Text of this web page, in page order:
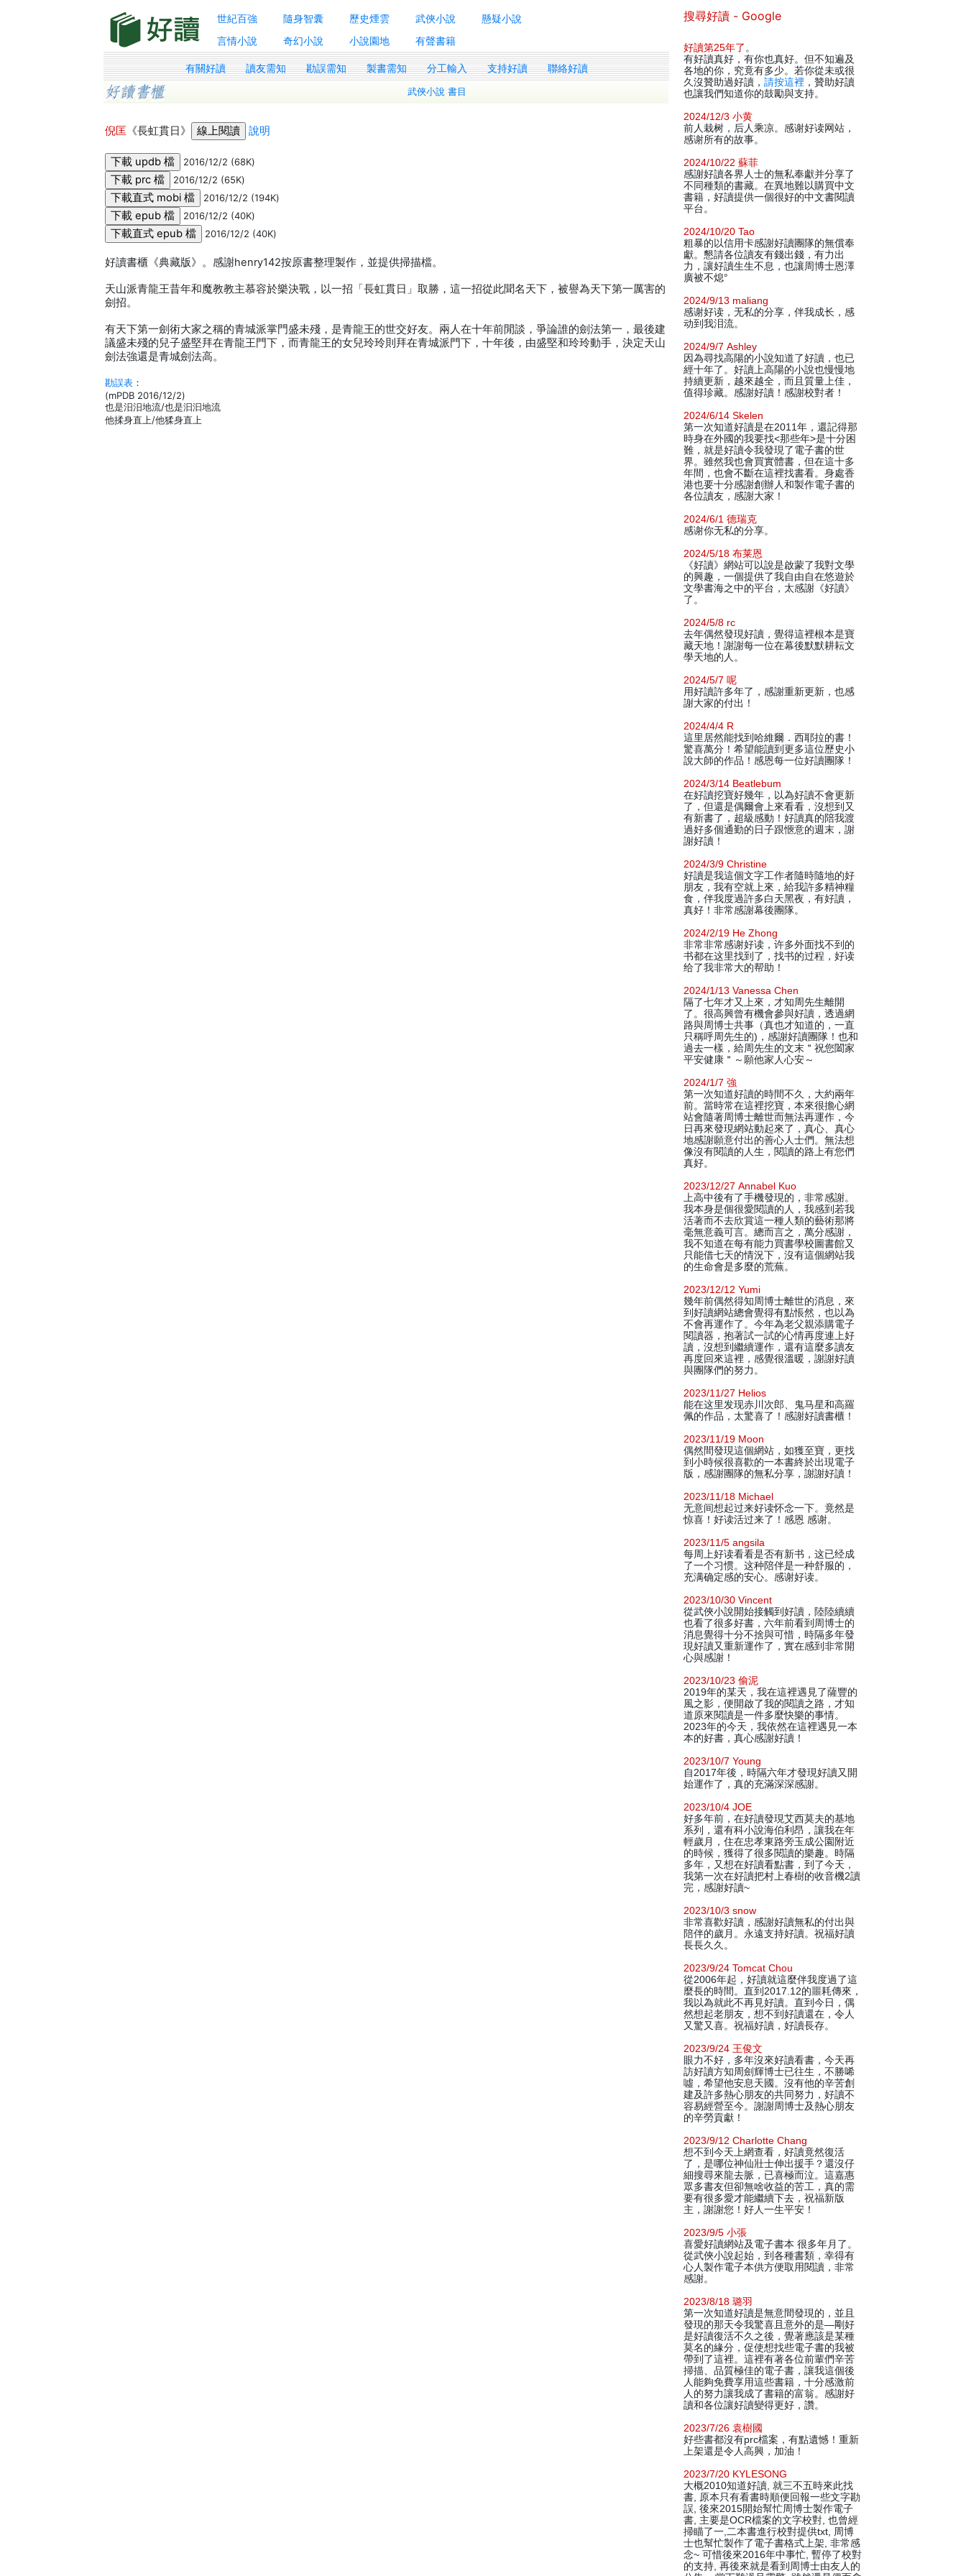
世紀百強 隨身智囊 歷史煙雲 武俠小說
懸疑小說
言情小說
奇幻小說 小說園地 有聲書籍
有關好讀 讀友需知 勘誤需知 製書需知 分工輸入 支持好讀 聯絡好讀
武俠小說 書目
倪匡 《長虹貫日》 說明
2016/12/2 (68K)
2016/12/2 (65K)
2016/12/2 (194K)
2016/12/2 (40K)
2016/12/2 (40K)
好讀書櫃《典藏版》。感謝henry142按原書整理製作，並提供掃描檔。
天山派青龍王昔年和魔教教主慕容於樂決戰，以一招「長虹貫日」取勝，這一招從此聞名天下，被譽為天下第一厲害的
劍招。
有天下第一劍術大家之稱的青城派掌門盛未殘，是青龍王的世交好友。兩人在十年前閒談，爭論誰的劍法第一，最後建
議盛未殘的兒子盛堅拜在青龍王門下，而青龍王的女兒玲玲則拜在青城派門下，十年後，由盛堅和玲玲動手，決定天山
劍法強還是青城劍法高。
勘誤表 ：
(mPDB 2016/12/2)
也是汨汨地流/也是汩汩地流
他揉身直上/他猱身直上
搜尋好讀 - Google
好讀第25年了 。
有好讀真好，有你也真好。但不知遍及
各地的你，究竟有多少。若你從未或很
久沒贊助過好讀， 請按這裡 ，贊助好讀
也讓我們知道你的鼓勵與支持。
2024/12/3 小黄
前人栽树，后人乘凉。感谢好读网站，
感谢所有的故事。
2024/10/22 蘇菲
感謝好讀各界人士的無私奉獻并分享了
不同種類的書藏。在異地難以購買中文
書籍，好讀提供一個很好的中文書閱讀
平台。
2024/10/20 Tao
粗暴的以信用卡感謝好讀團隊的無償奉
獻。懇請各位讀友有錢出錢，有力出
力，讓好讀生生不息，也讓周博士恩澤
廣被不熄°
2024/9/13 maliang
感谢好读，无私的分享，伴我成长，感
动到我泪流。
2024/9/7 Ashley
因為尋找高陽的小說知道了好讀，也已
經十年了。好讀上高陽的小說也慢慢地
持續更新，越來越全，而且質量上佳，
值得珍藏。感謝好讀！感謝校對者！
2024/6/14 Skelen
第一次知道好讀是在2011年，還記得那
時身在外國的我要找<那些年>是十分困
難，就是好讀令我發現了電子書的世
界。雖然我也會買實體書，但在這十多
年間，也會不斷在這裡找書看。身處香
港也要十分感謝創辦人和製作電子書的
各位讀友，感謝大家！
2024/6/1 德瑞克
感谢你无私的分享。
2024/5/18 布莱恩
《好讀》網站可以說是啟蒙了我對文學
的興趣，一個提供了我自由自在悠遊於
文學書海之中的平台，太感謝《好讀》
了。
2024/5/8 rc
去年偶然發現好讀，覺得這裡根本是寶
藏天地！謝謝每一位在幕後默默耕耘文
學天地的人。
2024/5/7 呢
用好讀許多年了，感謝重新更新，也感
謝大家的付出！
2024/4/4 R
這里居然能找到哈維爾．西耶拉的書！
驚喜萬分！希望能讀到更多這位歷史小
說大師的作品！感恩每一位好讀團隊！
2024/3/14 Beatlebum
在好讀挖寶好幾年，以為好讀不會更新
了，但還是偶爾會上來看看，沒想到又
有新書了，超級感動！好讀真的陪我渡
過好多個通勤的日子跟愜意的週末，謝
謝好讀！
2024/3/9 Christine
好讀是我這個文字工作者隨時隨地的好
朋友，我有空就上來，給我許多精神糧
食，伴我度過許多白天黑夜，有好讀，
真好！非常感謝幕後團隊。
2024/2/19 He Zhong
非常非常感谢好读，许多外面找不到的
书都在这里找到了，找书的过程，好读
给了我非常大的帮助！
2024/1/13 Vanessa Chen
隔了七年才又上來，才知周先生離開
了。很高興曾有機會參與好讀，透過網
路與周博士共事（真也才知道的，一直
只稱呼周先生的)，感謝好讀團隊！也和
過去一樣，給周先生的文末＂祝您闔家
平安健康＂～願他家人心安～
2024/1/7 強
第一次知道好讀的時間不久，大約兩年
前。當時常在這裡挖寶，本來很擔心網
站會隨著周博士離世而無法再運作，今
日再來發現網站動起來了，真心、真心
地感謝願意付出的善心人士們。無法想
像沒有閱讀的人生，閱讀的路上有您們
真好。
2023/12/27 Annabel Kuo
上高中後有了手機發現的，非常感謝。
我本身是個很愛閱讀的人，我感到若我
活著而不去欣賞這一種人類的藝術那將
毫無意義可言。總而言之，萬分感謝，
我不知道在每有能力買書學校圖書館又
只能借七天的情況下，沒有這個網站我
的生命會是多麼的荒蕪。
2023/12/12 Yumi
幾年前偶然得知周博士離世的消息，來
到好讀網站總會覺得有點悵然，也以為
不會再運作了。今年為老父親添購電子
閱讀器，抱著試一試的心情再度連上好
讀，沒想到繼續運作，還有這麼多讀友
再度回來這裡，感覺很溫暖，謝謝好讀
與團隊們的努力。
2023/11/27 Helios
能在这里发现赤川次郎、鬼马星和高羅
佩的作品，太驚喜了！感謝好讀書櫃！
2023/11/19 Moon
偶然間發現這個網站，如獲至寶，更找
到小時候很喜歡的一本書終於出現電子
版，感謝團隊的無私分享，謝謝好讀！
2023/11/18 Michael
无意间想起过来好读怀念一下。竟然是
惊喜！好读活过来了！感恩 感谢。
2023/11/5 angsila
每周上好读看看是否有新书，这已经成
了一个习惯。这种陪伴是一种舒服的，
充满确定感的安心。感谢好读。
2023/10/30 Vincent
從武俠小說開始接觸到好讀，陸陸續續
也看了很多好書，六年前看到周博士的
消息覺得十分不捨與可惜，時隔多年發
現好讀又重新運作了，實在感到非常開
心與感謝！
2023/10/23 偷泥
2019年的某天，我在這裡遇見了薩豐的
風之影，便開啟了我的閱讀之路，才知
道原來閱讀是一件多麼快樂的事情。
2023年的今天，我依然在這裡遇見一本
本的好書，真心感謝好讀！
2023/10/7 Young
自2017年後，時隔六年才發現好讀又開
始運作了，真的充滿深深感謝。
2023/10/4 JOE
好多年前，在好讀發現艾西莫夫的基地
系列，還有科小說海伯利昂，讓我在年
輕歲月，住在忠孝東路旁玉成公園附近
的時候，獲得了很多閱讀的樂趣。時隔
多年，又想在好讀看點書，到了今天，
我第一次在好讀把村上春樹的收音機2讀
完，感謝好讀~
2023/10/3 snow
非常喜歡好讀，感謝好讀無私的付出與
陪伴的歲月。永遠支持好讀。祝福好讀
長長久久。
2023/9/24 Tomcat Chou
從2006年起，好讀就這麼伴我度過了這
麼長的時間。直到2017.12的噩耗傳來，
我以為就此不再見好讀。直到今日，偶
然想起老朋友，想不到好讀還在，令人
又驚又喜。祝福好讀，好讀長存。
2023/9/24 王俊文
眼力不好，多年沒來好讀看書，今天再
訪好讀方知周劍輝博士已往生，不勝唏
噓，希望他安息天國。沒有他的辛苦創
建及許多熱心朋友的共同努力，好讀不
容易經營至今。謝謝周博士及熱心朋友
的辛勞貢獻！
2023/9/12 Charlotte Chang
想不到今天上網查看，好讀竟然復活
了，是哪位神仙壯士伸出援手？還沒仔
細搜尋來龍去脈，已喜極而泣。這嘉惠
眾多書友但卻無啥收益的苦工，真的需
要有很多愛才能繼續下去，祝福新版
主，謝謝您！好人一生平安！
2023/9/5 小張
喜愛好讀網站及電子書本 很多年月了。
從武俠小說起始，到各種書類，幸得有
心人製作電子本供方便取用閱讀，非常
感謝。
2023/8/18 璐羽
第一次知道好讀是無意間發現的，並且
發現的那天令我驚喜且意外的是—剛好
是好讀復活不久之後，覺著應該是某種
莫名的緣分，促使想找些電子書的我被
帶到了這裡。這裡有著各位前輩們辛苦
掃描、品質極佳的電子書，讓我這個後
人能夠免費享用這些書籍，十分感激前
人的努力讓我成了書籍的富翁。感謝好
讀和各位讓好讀變得更好，讚。
2023/7/26 袁樹國
好些書都沒有prc檔案，有點遺憾！重新
上架還是令人高興，加油！
2023/7/20 KYLESONG
大概2010知道好讀, 就三不五時來此找
書, 原本只有看書時順便回報一些文字勘
誤, 後來2015開始幫忙周博士製作電子
書, 主要是OCR檔案的文字校對, 也曾經
掃瞄了一,二本書進行校對提供txt, 周博
士也幫忙製作了電子書格式上架, 非常感
念~ 可惜後來2016年中事忙, 暫停了校對
的支持, 再後來就是看到周博士由友人的